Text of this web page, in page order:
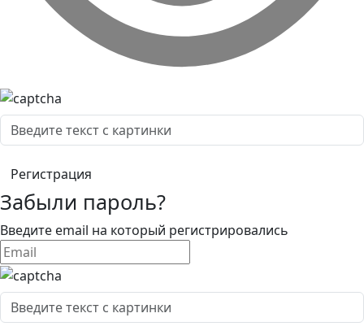
Забыли пароль?
Введите email на который регистрировались